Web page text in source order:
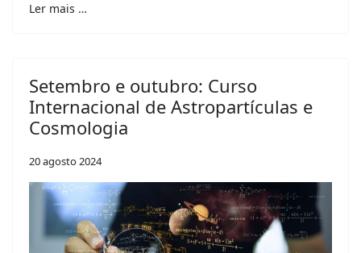
Ler mais …
Setembro e outubro: Curso
Internacional de Astropartículas e
Cosmologia
20 agosto 2024